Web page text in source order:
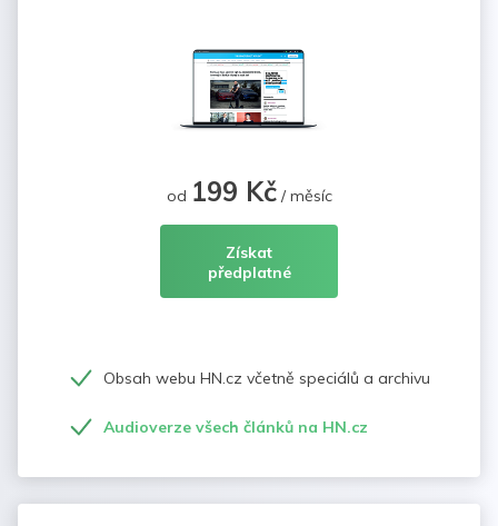
od 199 Kč/ měsíc
Získat
předplatné
Obsah webu HN.cz včetně speciálů a archivu
Audioverze všech článků na HN.cz